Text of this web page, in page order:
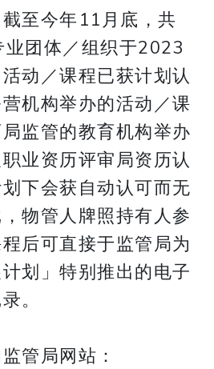
至今年11月底，共
团体／组织于2023
动／课程已获计划认
机构举办的活动／课
监管的教育机构举办
业资历评审局资历认
下会获自动认可而无
物管人牌照持有人参
后可直接于监管局为
计划」特别推出的电子
。
管局网站：